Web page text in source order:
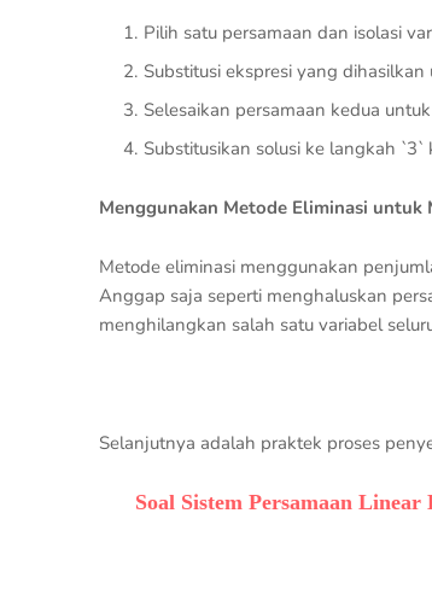
Pilih satu persamaan dan isolasi
Substitusi ekspresi yang
Selesaikan persamaan kedua
Substitusikan solusi ke langkah
Menggunakan Metode Eliminasi untuk
Metode eliminasi menggunakan
Anggap saja seperti menghaluskan
menghilangkan salah satu variabel
Selanjutnya adalah praktek proses
Soal Sistem Persamaan